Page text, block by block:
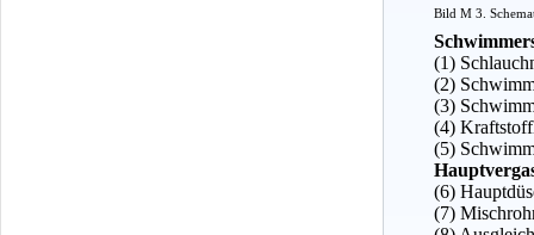
Bild M 3.
(1)
(2)
(3)
(4)
(5)
(6)
(7)